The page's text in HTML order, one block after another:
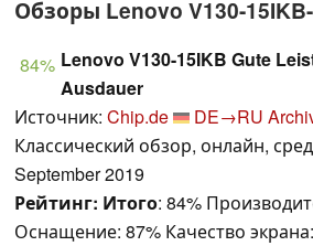
Обзоры Lenovo V130-
84% Lenovo V130-15IKB Gute
Ausdauer
Источник: Chip.de DE→RU
Классический обзор, онлайн,
September 2019
Рейтинг: Итого: 84%
Оснащение: 87% Качество